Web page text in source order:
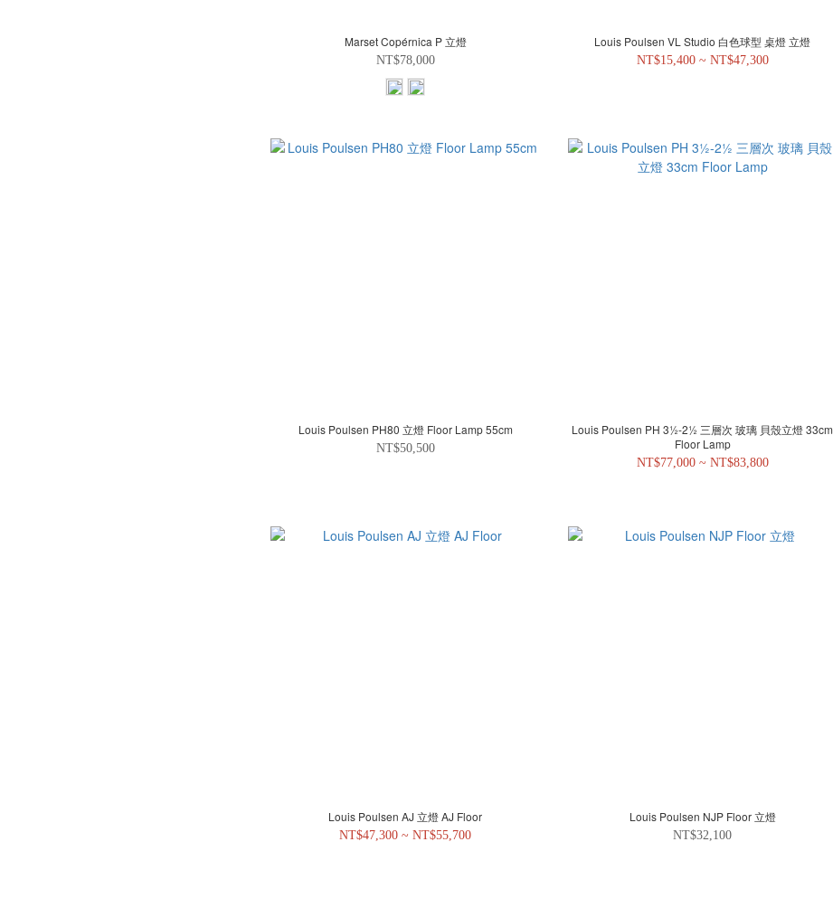
Marset Copérnica P 立燈
NT$78,000
Louis Poulsen VL Studio 白色球型 桌燈 立燈
NT$15,400 ~ NT$47,300
Louis Poulsen PH80 立燈 Floor Lamp 55cm
NT$50,500
Louis Poulsen PH 3½-2½ 三層次 玻璃 貝殼立燈 33cm
Floor Lamp
NT$77,000 ~ NT$83,800
Louis Poulsen AJ 立燈 AJ Floor
NT$47,300 ~ NT$55,700
Louis Poulsen NJP Floor 立燈
NT$32,100